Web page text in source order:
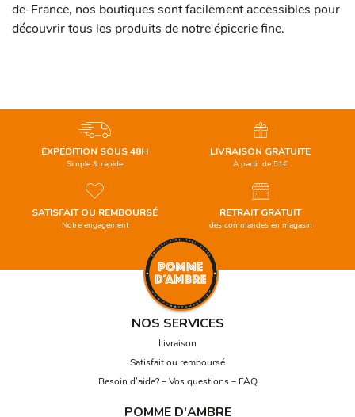
de-France, nos boutiques sont facilement accessibles pour
découvrir tous les produits de notre épicerie fine.
EXPÉDITION SOUS 48H
Simple & rapide
SATISFAIT OU REMBOURSÉ
Notre engagement
LIVRAISON GRATUITE
À partir de 51€
RETRAIT GRATUIT
des commandes en magasin
NOS SERVICES
Livraison
Satisfait ou remboursé
Besoin d’aide? – Vos questions – FAQ
POMME D'AMBRE